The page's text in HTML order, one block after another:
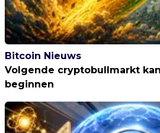
Bitcoin Nieuws
Volgende cryptobullmarkt
beginnen